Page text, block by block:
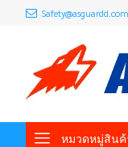
Safety@asguardd.com
หมวดหมู่สินค้